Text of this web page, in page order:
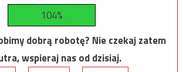
104%
dobrą robotę? Nie czekaj zatem
wspieraj nas od dzisiaj.